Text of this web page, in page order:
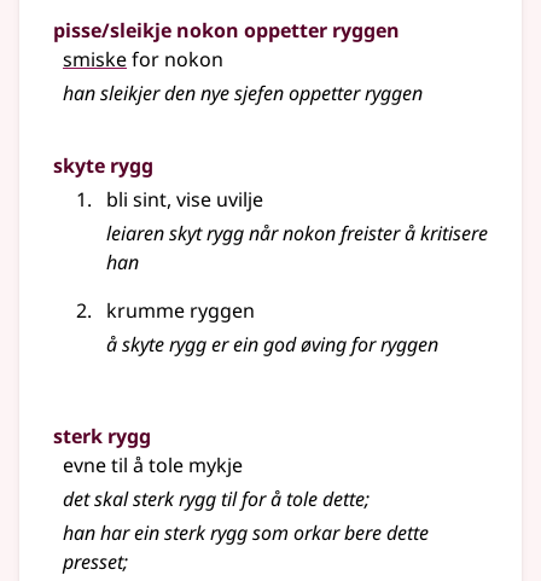
pisse/sleikje nokon oppetter ryggen
smiskefor nokon
han sleikjer den nye sjefen oppetter ryggen
skyte rygg
bli sint, vise uvilje
leiaren skyt rygg når nokon freister å kritisere
han
krumme ryggen
å skyte rygg er ein god øving for ryggen
sterk rygg
evne til å tole mykje
det skal sterk rygg til for å tole dette;
han har ein sterk rygg som orkar bere dette
presset;